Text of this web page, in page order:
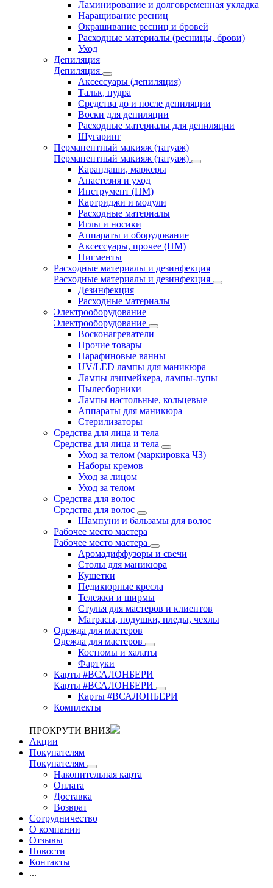
Ламинирование и долговременная укладка
Наращивание ресниц
Окрашивание ресниц и бровей
Расходные материалы (ресницы, брови)
Уход
Депиляция
Депиляция
Аксессуары (депиляция)
Тальк, пудра
Средства до и после депиляции
Воски для депиляции
Расходные материалы для депиляции
Шугаринг
Перманентный макияж (татуаж)
Перманентный макияж (татуаж)
Карандаши, маркеры
Анастезия и уход
Инструмент (ПМ)
Картриджи и модули
Расходные материалы
Иглы и носики
Аппараты и оборудование
Аксессуары, прочее (ПМ)
Пигменты
Расходные материалы и дезинфекция
Расходные материалы и дезинфекция
Дезинфекция
Расходные материалы
Электрооборудование
Электрооборудование
Восконагреватели
Прочие товары
Парафиновые ванны
UV/LED лампы для маникюра
Лампы лэшмейкера, лампы-лупы
Пылесборники
Лампы настольные, кольцевые
Аппараты для маникюра
Стерилизаторы
Средства для лица и тела
Средства для лица и тела
Уход за телом (маркировка ЧЗ)
Наборы кремов
Уход за лицом
Уход за телом
Средства для волос
Средства для волос
Шампуни и бальзамы для волос
Рабочее место мастера
Рабочее место мастера
Аромадиффузоры и свечи
Столы для маникюра
Кушетки
Педикюрные кресла
Тележки и ширмы
Стулья для мастеров и клиентов
Матрасы, подушки, пледы, чехлы
Одежда для мастеров
Одежда для мастеров
Костюмы и халаты
Фартуки
Карты #ВСАЛОНБЕРИ
Карты #ВСАЛОНБЕРИ
Карты #ВСАЛОНБЕРИ
Комплекты
ПРОКРУТИ ВНИЗ
Акции
Покупателям
Покупателям
Накопительная карта
Оплата
Доставка
Возврат
Сотрудничество
О компании
Отзывы
Новости
Контакты
...